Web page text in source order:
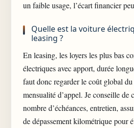
un faible usage, l’écart financier
Quelle est la voiture
leasing ?
En leasing, les loyers les plus bas
électriques avec apport, durée
faut donc regarder le coût global
mensualité d’appel. Je conseille de
nombre d’échéances, entretien,
de dépassement kilométrique pour